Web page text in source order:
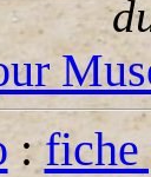
:fiche